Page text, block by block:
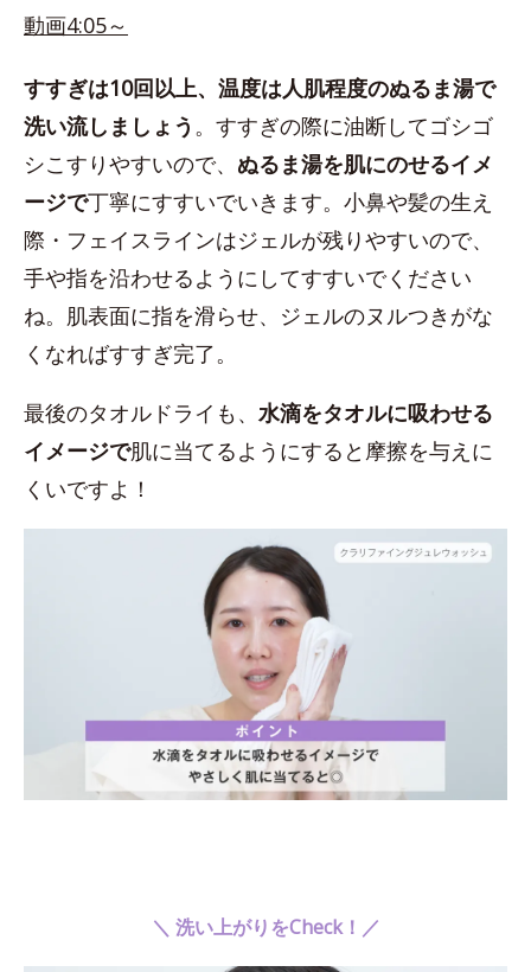
動画4:05～
すすぎは10回以上、温度は人肌程度のぬるま湯で
洗い流しましょう 。すすぎの際に油断してゴシゴ
シこすりやすいので、 ぬるま湯を肌にのせるイメ
ージで丁寧にすすいでいきます。小鼻や髪の生え
際・フェイスラインはジェルが残りやすいので、
手や指を沿わせるようにしてすすいでください
ね。肌表面に指を滑らせ、ジェルのヌルつきがな
くなればすすぎ完了。
最後のタオルドライも、 水滴をタオルに吸わせる
イメージで肌に当てるようにすると摩擦を与えに
くいですよ！
＼ 洗い上がりをCheck！／